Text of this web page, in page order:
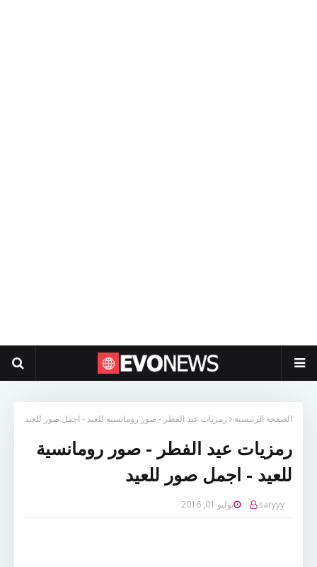
الصفحة الرئيسية رمزيات عيد الفطر - صور رومانسية للعيد - اجمل صور للعيد
رمزيات عيد الفطر - صور رومانسية
للعيد - اجمل صور للعيد
saryyy يوليو 01, 2016